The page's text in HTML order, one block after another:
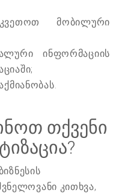
მობილური
ინფორმაციის
თქვენი
კითხვა,